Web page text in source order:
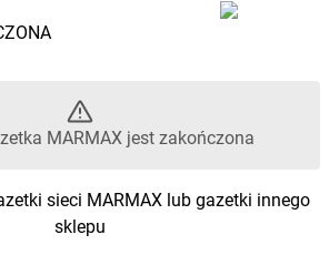
MARMAX jest zakończona
sieci MARMAX lub gazetki innego
sklepu